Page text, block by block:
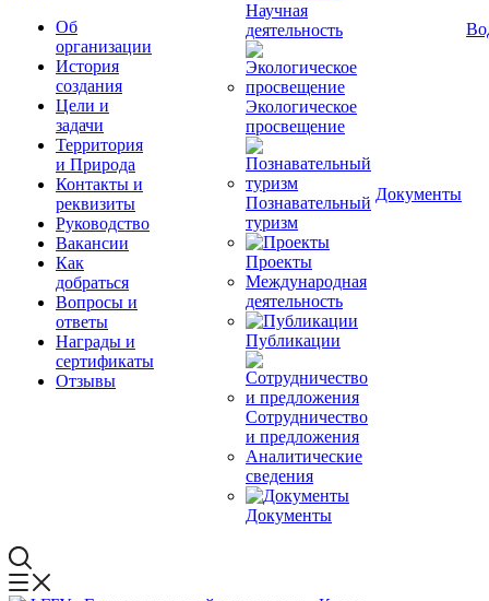
Об
организации
История
создания
Цели и
задачи
Территория
и Природа
Контакты и
реквизиты
Руководство
Вакансии
Как
добраться
Вопросы и
ответы
Награды и
сертификаты
Отзывы
Научная
деятельность
Экологическое
просвещение
Познавательный
туризм
Проекты
Международная
деятельность
Публикации
Сотрудничество
и предложения
Аналитические
сведения
Документы
Документы